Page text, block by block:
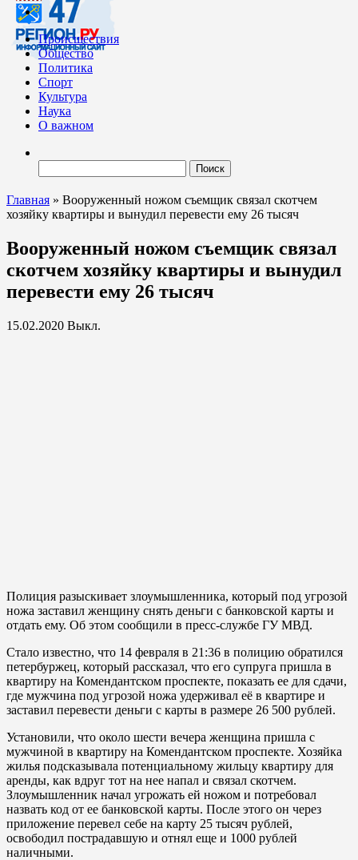
Происшествия
Общество
Политика
Спорт
Культура
Наука
О важном
Главная » Вооруженный ножом съемщик связал скотчем
хозяйку квартиры и вынудил перевести ему 26 тысяч
Вооруженный ножом съемщик связал
скотчем хозяйку квартиры и вынудил
перевести ему 26 тысяч
15.02.2020 Выкл.
Полиция разыскивает злоумышленника, который под угрозой
ножа заставил женщину снять деньги с банковской карты и
отдать ему. Об этом сообщили в пресс-службе ГУ МВД.
Стало известно, что 14 февраля в 21:36 в полицию обратился
петербуржец, который рассказал, что его супруга пришла в
квартиру на Комендантском проспекте, показать ее для сдачи,
где мужчина под угрозой ножа удерживал её в квартире и
заставил перевести деньги с карты в размере 26 500 рублей.
Установили, что около шести вечера женщина пришла с
мужчиной в квартиру на Комендантском проспекте. Хозяйка
жилья подсказывала потенциальному жильцу квартиру для
аренды, как вдруг тот на нее напал и связал скотчем.
Злоумышленник начал угрожать ей ножом и потребовал
назвать код от ее банковской карты. После этого он через
приложение перевел себе на карту 25 тысяч рублей,
освободил пострадавшую и отнял еще и 1000 рублей
наличными.